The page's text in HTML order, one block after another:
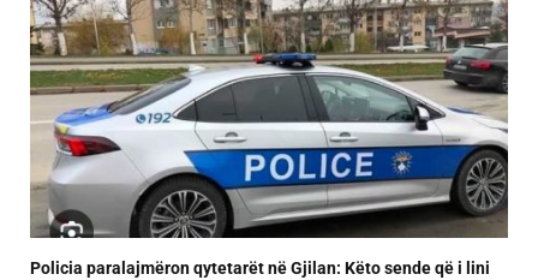
Policia paralajmëron qytetarët në Gjilan: Këto sende që i lini